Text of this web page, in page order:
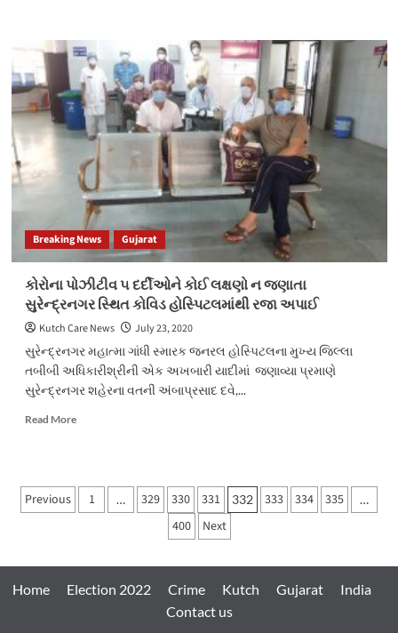
ભાવનગર
અમદાવાદ
હાઇવે
ધરતી
હોટલ
સામેથી
ભારતીય
બનાવટની
ઇગ્લીશ
દારૂ
જડપાયો
રૂ.૬,૨૫,૦૦૦/–
નો
મુદામાલ
સાથે
બે
ઇસમોને
ઝડપી
ભાવનગર
લોકલ
ક્રાઇમ
Breaking News Gujarat
કોરોના પોઝીટીવ ૫ દર્દીઓને કોઈ લક્ષણો ન જણાતા
સુરેન્દ્રનગર સ્થિત કોવિડ હોસ્પિટલમાંથી રજા અપાઈ
Kutch Care News
July 23, 2020
સુરેન્દ્રનગર મહાત્મા ગાંધી સ્મારક જનરલ હોસ્પિટલના મુખ્ય જિલ્લા
તબીબી અધિકારીશ્રીની એક અખબારી યાદીમાં જણાવ્યા પ્રમાણે
સુરેન્દ્રનગર શહેરના વતની અંબાપ્રસાદ દવે,...
Read MoreRead
પોઝીટીવ
ન
જણાતા
Posts
Previous 1 … 329 330 331 332 333 334 335 …
400 Next
Home Election 2022 Crime Kutch Gujarat
India
Contact us